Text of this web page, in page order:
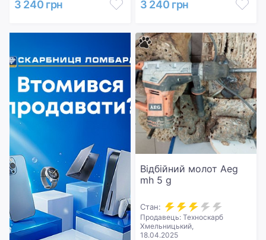
3 240 грн 3 240 грн
Відбійний молот Aeg
mh 5 g
Стан:
Продавець: Техноскарб
Хмельницький,
18.04.2025